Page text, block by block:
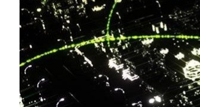
casos de uso, maiores
Os entrevistados da
TI de empresas de
semanas entre meados
Disque AI para